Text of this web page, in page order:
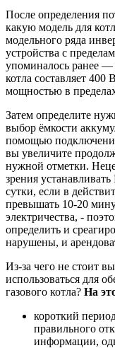
После определения
какую модель для
модельного ряда
устройства с
упоминалось ранее —
котла составляет
мощностью в
Затем определите
выбор ёмкости
помощью
вы увеличите
нужной отметки.
зрения
сутки, если в
превышать 10-20
электричества, -
определить и
нарушены, и
Из-за чего не стоит
использоваться для
газового котла? На
короткий
правильного
информации,